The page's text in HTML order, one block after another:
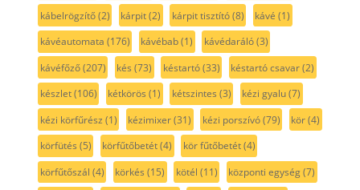
kábelrögzítő(2) kárpit(2) kárpit tisztító(8) kávé (1)
kávéautomata (176) kávébab(1) kávédaráló(3)
kávéfőző(207) kés (73) késtartó(33) késtartó csavar(2)
készlet(106) kétkörös (1) kétszintes (3) kézi gyalu(7)
kézi körfűrész (1) kézimixer(31) kézi porszívó(79) kör(4)
körfütés (5) körfűtőbetét(4) kör fűtőbetét(4)
körfűtőszál (4) körkés (15) kötél (11) központi egység(7)